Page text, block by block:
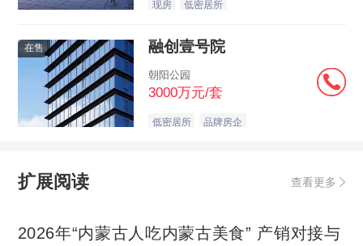
现房 低密居所
在售 融创壹号院
朝阳公园
3000万元/套
低密居所 品牌房企
扩展阅读 查看更多
2026年“内蒙古人吃内蒙古美食” 产销对接与